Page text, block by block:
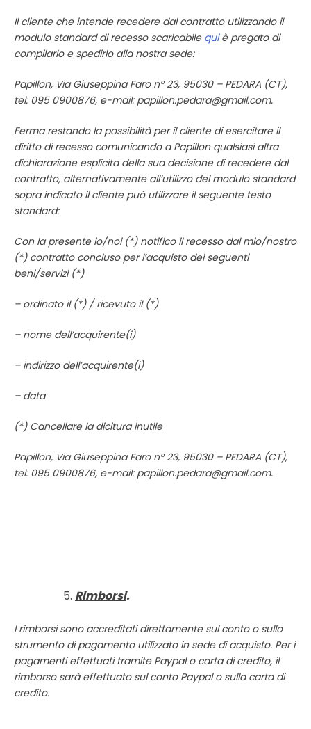
Il cliente che intende recedere dal contratto utilizzando il
modulo standard di recesso scaricabile quiè pregato di
compilarlo e spedirlo alla nostra sede:
Papillon, Via Giuseppina Faro n° 23, 95030 – PEDARA (CT),
tel: 095 0900876, e-mail: papillon.pedara@gmail.com.
Ferma restando la possibilità per il cliente di esercitare il
diritto di recesso comunicando a Papillon qualsiasi altra
dichiarazione esplicita della sua decisione di recedere dal
contratto, alternativamente all’utilizzo del modulo standard
sopra indicato il cliente può utilizzare il seguente testo
standard:
Con la presente io/noi (*) notifico il recesso dal mio/nostro
(*) contratto concluso per l’acquisto dei seguenti
beni/servizi (*)
– ordinato il (*) / ricevuto il (*)
– nome dell’acquirente(i)
– indirizzo dell’acquirente(i)
– data
(*) Cancellare la dicitura inutile
Papillon, Via Giuseppina Faro n° 23, 95030 – PEDARA (CT),
tel: 095 0900876, e-mail: papillon.pedara@gmail.com.
Rimborsi.
I rimborsi sono accreditati direttamente sul conto o sullo
strumento di pagamento utilizzato in sede di acquisto. Per i
pagamenti effettuati tramite Paypal o carta di credito, il
rimborso sarà effettuato sul conto Paypal o sulla carta di
credito.